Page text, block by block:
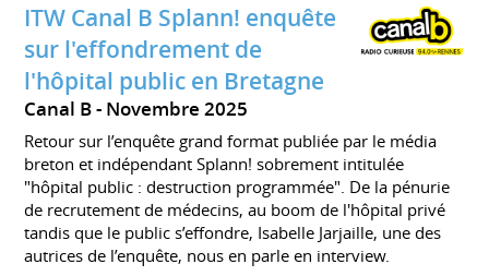
ITW Canal B Splann! enquête
sur l'effondrement de
l'hôpital public en Bretagne
Canal B Novembre 2025
Retour sur l’enquête grand format publiée par le média
breton et indépendant Splann! sobrement intitulée
"hôpital public : destruction programmée". De la pénurie
de recrutement de médecins, au boom de l'hôpital privé
tandis que le public s’effondre, Isabelle Jarjaille, une des
autrices de l’enquête, nous en parle en interview.